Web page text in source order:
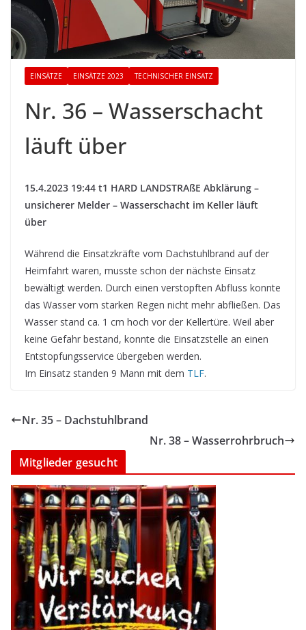
EINSÄTZE EINSÄTZE 2023 TECHNISCHER EINSATZ
Nr. 36 – Wasserschacht
läuft über
15.4.2023 19:44 t1 HARD LANDSTRAßE Abklärung –
unsicherer Melder – Wasserschacht im Keller läuft
über
Während die Einsatzkräfte vom Dachstuhlbrand auf der
Heimfahrt waren, musste schon der nächste Einsatz
bewältigt werden. Durch einen verstopften Abfluss konnte
das Wasser vom starken Regen nicht mehr abfließen. Das
Wasser stand ca. 1 cm hoch vor der Kellertüre. Weil aber
keine Gefahr bestand, konnte die Einsatzstelle an einen
Entstopfungsservice übergeben werden.
Im Einsatz standen 9 Mann mit dem TLF.
Nr. 35 – Dachstuhlbrand
Nr. 38 – Wasserrohrbruch
Mitglieder gesucht